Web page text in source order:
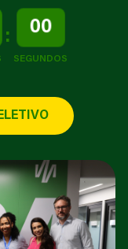
: 00
SEGUNDOS